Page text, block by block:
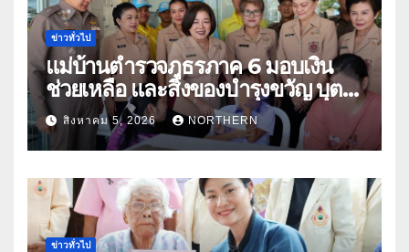
ข่าวทั่วไป
แม่บ้านตำรวจภูธรภาค 6 มอบเงิน
ช่วยเหลือ และสิ่งของบำรุงขวัญ บุตร-
ธิดา ข้าราชการตำรวจจังหวัด
อุทัยธานี
สิงหาคม 5, 2026 NORTHERN
ข่าวทั่วไป